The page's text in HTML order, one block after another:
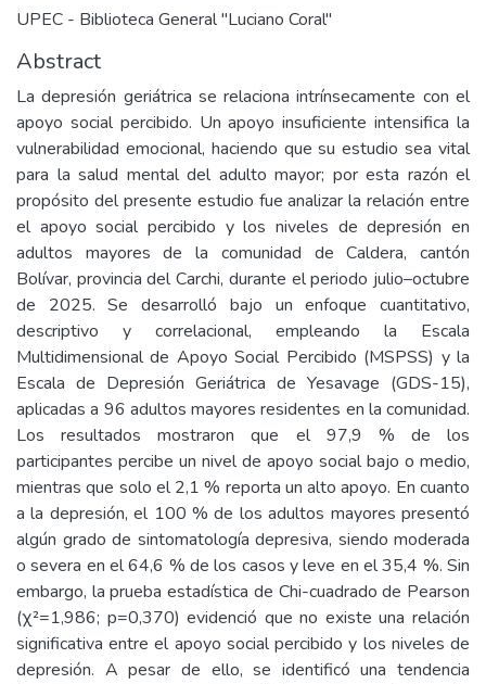
UPEC - Biblioteca General "Luciano Coral"
Abstract
La depresión geriátrica se relaciona intrínsecamente con el
apoyo social percibido. Un apoyo insuficiente intensifica la
vulnerabilidad emocional, haciendo que su estudio sea vital
para la salud mental del adulto mayor; por esta razón el
propósito del presente estudio fue analizar la relación entre
el apoyo social percibido y los niveles de depresión en
adultos mayores de la comunidad de Caldera, cantón
Bolívar, provincia del Carchi, durante el periodo julio–octubre
de 2025. Se desarrolló bajo un enfoque cuantitativo,
descriptivo y correlacional, empleando la Escala
Multidimensional de Apoyo Social Percibido (MSPSS) y la
Escala de Depresión Geriátrica de Yesavage (GDS-15),
aplicadas a 96 adultos mayores residentes en la comunidad.
Los resultados mostraron que el 97,9 % de los
participantes percibe un nivel de apoyo social bajo o medio,
mientras que solo el 2,1 % reporta un alto apoyo. En cuanto
a la depresión, el 100 % de los adultos mayores presentó
algún grado de sintomatología depresiva, siendo moderada
o severa en el 64,6 % de los casos y leve en el 35,4 %. Sin
embargo, la prueba estadística de Chi-cuadrado de Pearson
(χ²=1,986; p=0,370) evidenció que no existe una relación
significativa entre el apoyo social percibido y los niveles de
depresión. A pesar de ello, se identificó una tendencia